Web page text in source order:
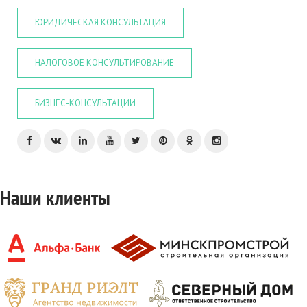
ЮРИДИЧЕСКАЯ КОНСУЛЬТАЦИЯ
НАЛОГОВОЕ КОНСУЛЬТИРОВАНИЕ
БИЗНЕС-КОНСУЛЬТАЦИИ
Наши клиенты